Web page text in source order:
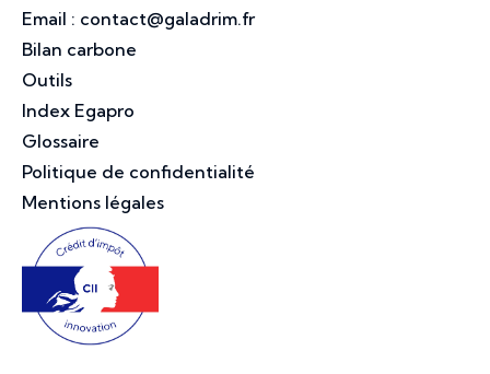
Email : contact@galadrim.fr
Bilan carbone
Outils
Index Egapro
Glossaire
Politique de confidentialité
Mentions légales